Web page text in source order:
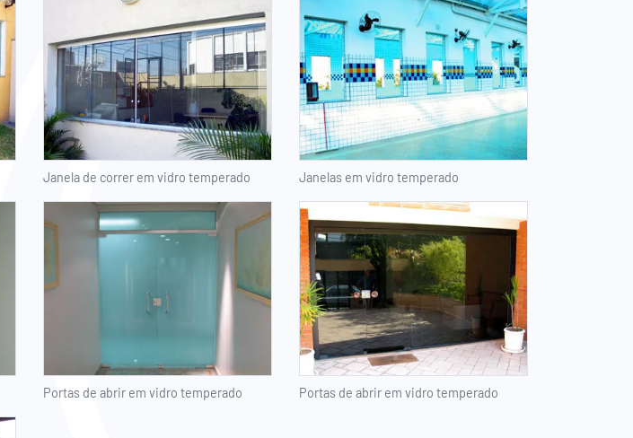
Janela de correr em vidro temperado Janelas em vidro temperado
Portas de abrir em vidro temperado Portas de abrir em vidro temperado